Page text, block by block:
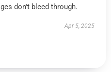
don't bleed through.
Apr 5, 2025